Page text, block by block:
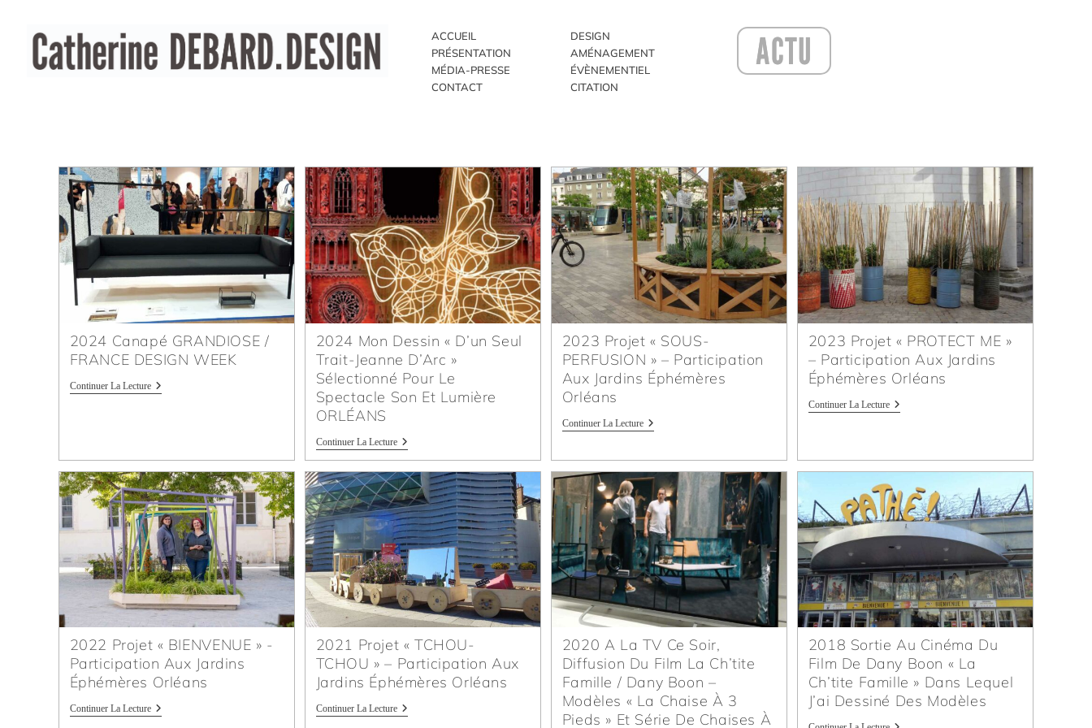
ACCUEIL
PRÉSENTATION
MÉDIA-PRESSE
CONTACT
DESIGN
AMÉNAGEMENT
ÉVÈNEMENTIEL
CITATION
ACTU
2024 Canapé GRANDIOSE /
FRANCE DESIGN WEEK
Continuer La Lecture
2024 Mon Dessin « D’un Seul
Trait-Jeanne D’Arc »
Sélectionné Pour Le
Spectacle Son Et Lumière
ORLÉANS
Continuer La Lecture
2023 Projet « SOUS-
PERFUSION » – Participation
Aux Jardins Éphémères
Orléans
Continuer La Lecture
2023 Projet « PROTECT ME »
– Participation Aux Jardins
Éphémères Orléans
Continuer La Lecture
2022 Projet « BIENVENUE » -
Participation Aux Jardins
Éphémères Orléans
Continuer La Lecture
2021 Projet « TCHOU-
TCHOU » – Participation Aux
Jardins Éphémères Orléans
Continuer La Lecture
2020 A La TV Ce Soir,
Diffusion Du Film La Ch’tite
Famille / Dany Boon –
Modèles « La Chaise À 3
Pieds » Et Série De Chaises À
2018 Sortie Au Cinéma Du
Film De Dany Boon « La
Ch’tite Famille » Dans Lequel
J’ai Dessiné Des Modèles